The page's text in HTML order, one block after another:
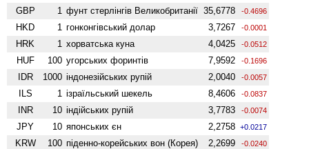
GBP 1 фунт стерлінгів Велико­британії 35,6778 -0.4696
HKD 1 гонконгівський долар 3,7267 -0.0001
HRK 1 хорватська куна 4,0425 -0.0512
HUF 100 угорських форинтів 7,9592 -0.1696
IDR 1000 індонезійських рупій 2,0040 -0.0057
ILS 1 ізраїльський шекель 8,4606 -0.0837
INR 10 індійських рупій 3,7783 -0.0074
JPY 10 японських єн 2,2758 +0.0217
KRW 100 піденно-корейських вон (Корея) 2,2699 -0.0240